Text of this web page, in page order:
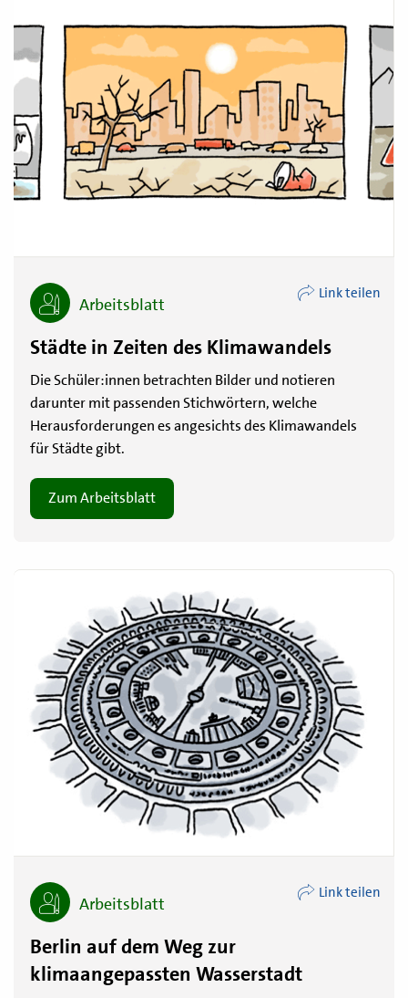
Arbeitsblatt
Link teilen
Städte in Zeiten des Klimawandels
Die Schüler:innen betrachten Bilder und notieren
darunter mit passenden Stichwörtern, welche
Herausforderungen es angesichts des Klimawandels
für Städte gibt.
Zum Arbeitsblatt
Arbeitsblatt
Link teilen
Berlin auf dem Weg zur
klimaangepassten Wasserstadt